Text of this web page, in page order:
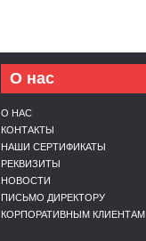
О нас
О НАС
КОНТАКТЫ
НАШИ СЕРТИФИКАТЫ
РЕКВИЗИТЫ
НОВОСТИ
ПИСЬМО ДИРЕКТОРУ
КОРПОРАТИВНЫМ КЛИЕНТАМ